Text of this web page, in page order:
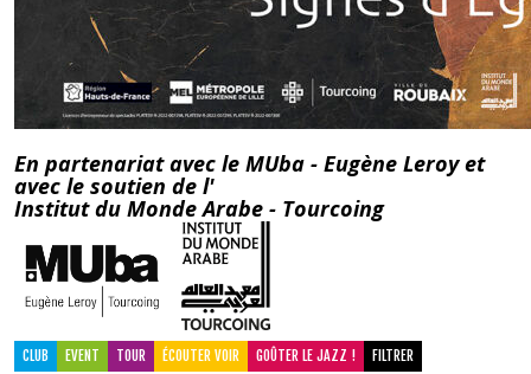
En partenariat avec le MUba - Eugène Leroy et
avec le soutien de l'
Institut du Monde Arabe - Tourcoing
CLUB EVENT TOUR ÉCOUTER VOIR GOÛTER LE JAZZ ! FILTRER